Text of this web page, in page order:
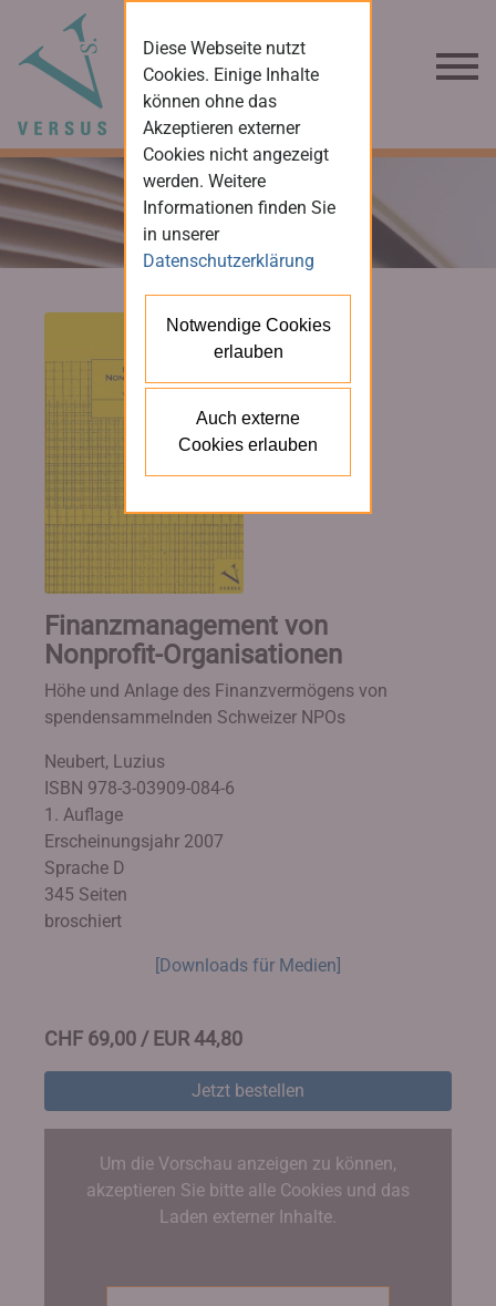
Finanzmanagement von
Nonprofit-Organisationen
Höhe und Anlage des Finanzvermögens von
spendensammelnden Schweizer NPOs
Neubert, Luzius
ISBN 978-3-03909-084-6
1. Auflage
Erscheinungsjahr 2007
Sprache D
345 Seiten
broschiert
[Downloads für Medien]
CHF 69,00 / EUR 44,80
Jetzt bestellen
Um die Vorschau anzeigen zu können,
akzeptieren Sie bitte alle Cookies und das
Laden externer Inhalte.
Diese Webseite nutzt
Cookies. Einige Inhalte
können ohne das
Akzeptieren externer
Cookies nicht angezeigt
werden. Weitere
Informationen finden Sie
in unserer
Datenschutzerklärung
Notwendige Cookies
erlauben
Auch externe
Cookies erlauben